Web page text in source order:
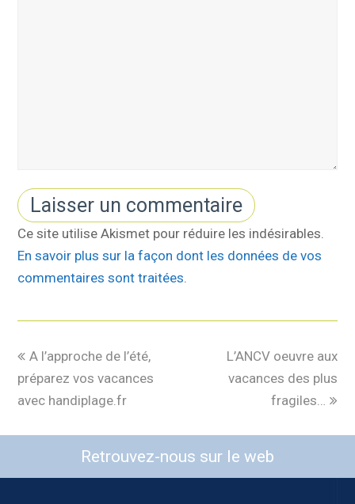
Ce site utilise Akismet pour réduire les indésirables.
En savoir plus sur la façon dont les données de vos
commentaires sont traitées
A l’approche de l’été,
préparez vos vacances
avec handiplage.fr
L’ANCV oeuvre aux
vacances des plus
fragiles…
Retrouvez-nous sur le web